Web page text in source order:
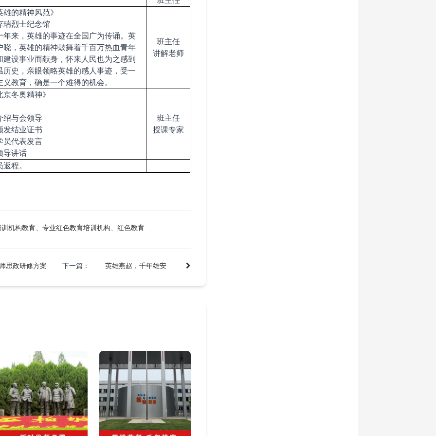
雄的精神风范》
瑞烈士纪念馆
年来，英雄的事迹在全国广为传诵。英
晓，英雄的精神鼓舞着千百万热血青年
建设事业而献身，怀来人民也为之感到
历史，亲眼领略英雄的感人事迹，受一
教育，确是一个难得的机会。
班主任
讲解老师
京冬奥精神》
绍与会领导
发结业证书
员代表发言
导讲话
班主任
授课专家
程。
机构教育、专业红色教育培训机构、红色教育
思政研修方案 下一篇： 英雄燕赵，千年雄安